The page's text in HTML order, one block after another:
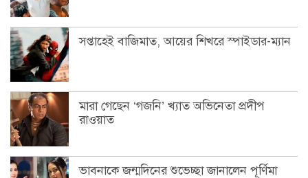
সপ্তাহেই বাজিমাত, আয়ের শিখরে স্পাইডার-ম্যান
মারা গেছেন ‘গজনি’ খ্যাত অভিনেতা প্রদীপ
রাওয়াত
ভাবনাকে জন্মদিনের শুভেচ্ছা জানালেন পূর্ণিমা